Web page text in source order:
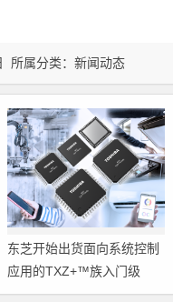
所属分类： 新闻动态
东芝开始出货面向系统控制
应用的TXZ+™族入门级
M4V组（搭载Arm